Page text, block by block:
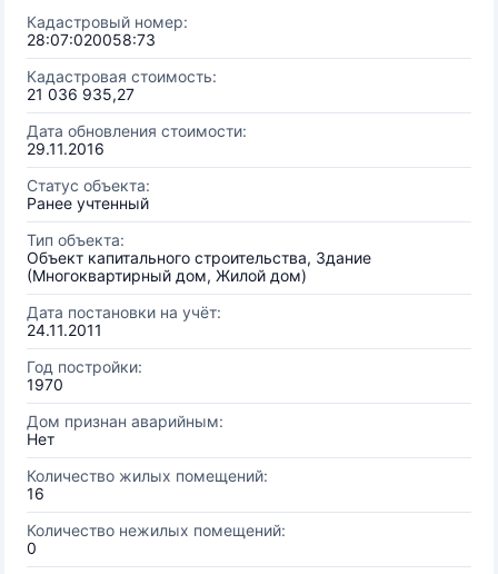
Кадастровый номер:
28:07:020058:73
Кадастровая стоимость:
21 036 935,27
Дата обновления стоимости:
29.11.2016
Статус объекта:
Ранее учтенный
Тип объекта:
Объект капитального строительства, Здание
(Многоквартирный дом, Жилой дом)
Дата постановки на учёт:
24.11.2011
Год постройки:
1970
Дом признан аварийным:
Нет
Количество жилых помещений:
16
Количество нежилых помещений:
0